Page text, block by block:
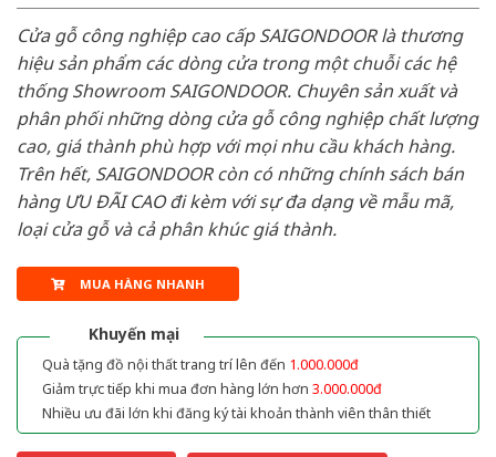
Cửa gỗ công nghiệp cao cấp SAIGONDOOR là thương
hiệu sản phẩm các dòng cửa trong một chuỗi các hệ
thống Showroom SAIGONDOOR. Chuyên sản xuất và
phân phối những dòng cửa gỗ công nghiệp chất lượng
cao, giá thành phù hợp với mọi nhu cầu khách hàng.
Trên hết, SAIGONDOOR còn có những chính sách bán
hàng ƯU ĐÃI CAO đi kèm với sự đa dạng về mẫu mã,
loại cửa gỗ và cả phân khúc giá thành.
MUA HÀNG NHANH
Khuyến mại
Quà tặng đồ nội thất trang trí lên đến 1.000.000đ
Giảm trực tiếp khi mua đơn hàng lớn hơn 3.000.000đ
Nhiều ưu đãi lớn khi đăng ký tài khoản thành viên thân thiết